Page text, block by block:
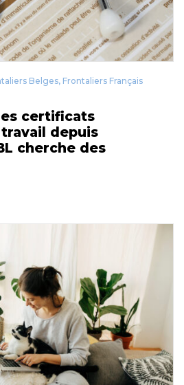
Belges, Frontaliers Français
certificats
depuis
cherche des